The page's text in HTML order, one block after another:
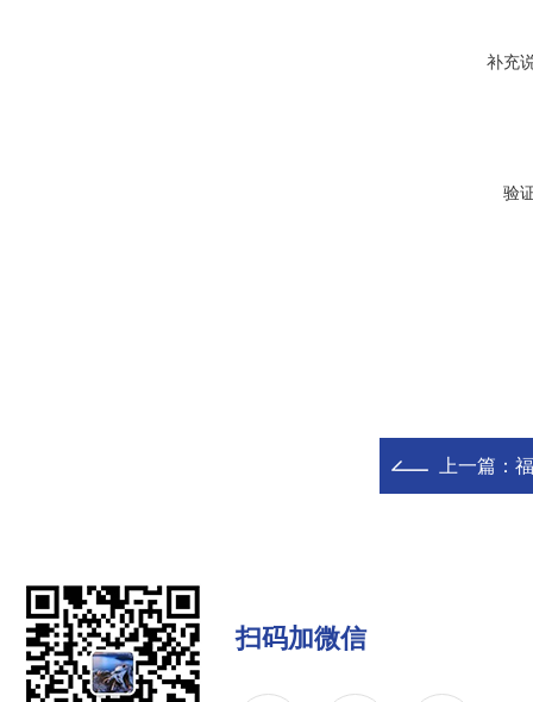
补充
验
上一篇：
扫码加微信